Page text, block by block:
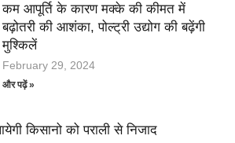
कम आपूर्ति के कारण मक्के की कीमत में
बढ़ोतरी की आशंका, पोल्ट्री उद्योग की बढ़ेंगी
मुश्किलें
February 29, 2024
और पढ़ें »
किसानो को पराली से निजाद